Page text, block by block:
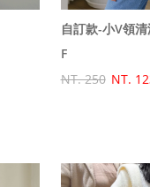
自訂款-小V領
F
NT. 250 NT.